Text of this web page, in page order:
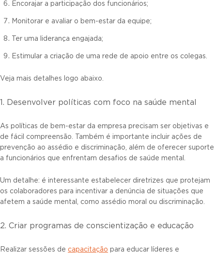
Encorajar a participação dos funcionários;
Monitorar e avaliar o bem-estar da equipe;
Ter uma liderança engajada;
Estimular a criação de uma rede de apoio entre os colegas.
Veja mais detalhes logo abaixo.
1. Desenvolver políticas com foco na saúde mental
As políticas de bem-estar da empresa precisam ser objetivas e
de fácil compreensão. Também é importante incluir ações de
prevenção ao assédio e discriminação, além de oferecer suporte
a funcionários que enfrentam desafios de saúde mental.
Um detalhe: é interessante estabelecer diretrizes que protejam
os colaboradores para incentivar a denúncia de situações que
afetem a saúde mental, como assédio moral ou discriminação.
2. Criar programas de conscientização e educação
Realizar sessões de capacitação para educar líderes e